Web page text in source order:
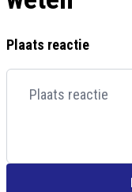
Plaats reactie